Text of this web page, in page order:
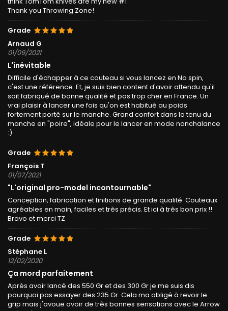
Thank you Throwing Zone!
Grade
Arnaud G
01/09/2021
L'inévitable
Difficile d'échapper à ce couteau si vous lancez en No spin,
c'est une référence. Et, je suis bien content d'avoir attendu qu'il
soit fabriqué de bonne qualité et pas trop cher en France. Un
vrai plaisir à lancer une fois qu'on est habitué au poids
fortement porté sur le manche. Grand confort dans la tenu du
manche en "poire", idéale pour le lancer en mode nonchalance
:)
Grade
François T
01/07/2021
"L'original pro-model incontournable"
Conception, fabrication et finitions de grande qualité. Couteaux
agréables en main, faciles et très précis. Et ici à très bon prix !!
Bravo et merci TZ
Grade
Stéphane L
12/02/2020
Ça mord parfaitement
Après avoir lancé des 550 Gr et des 300 Gr je me suis dis
pourquoi pas essayer des 235 Gr. Cela ma obligé à revoir le
grip mais j'avoue avoir de très bonnes sensations avec le Arrow